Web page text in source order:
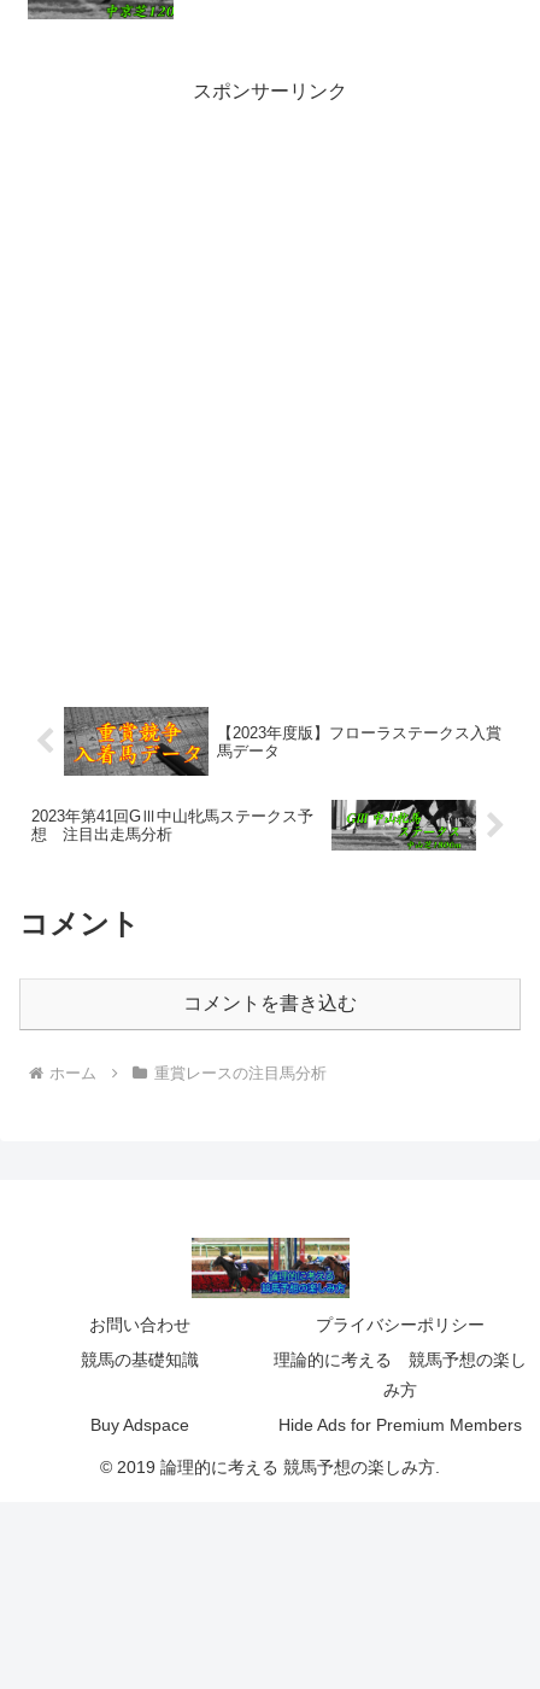
スポンサーリンク
【2023年度版】フローラステークス入賞
馬データ
2023年第41回GⅢ中山牝馬ステークス予
想 注目出走馬分析
コメント
コメントを書き込む
ホーム 重賞レースの注目馬分析
お問い合わせ
プライバシーポリシー
競馬の基礎知識
理論的に考える 競馬予想の楽し
み方
Buy Adspace
Hide Ads for Premium Members
© 2019 論理的に考える 競馬予想の楽しみ方.